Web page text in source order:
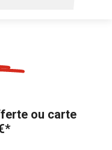
ou carte